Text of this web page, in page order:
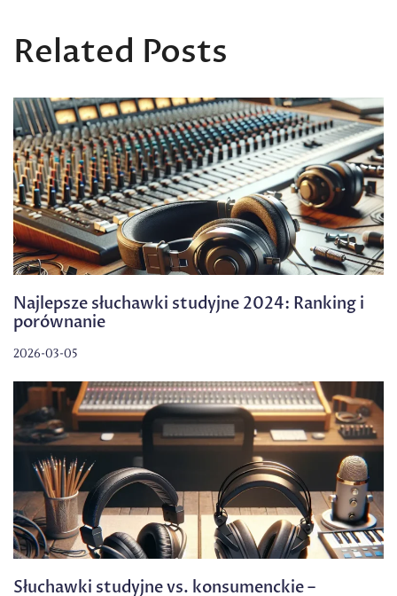
Related Posts
Najlepsze słuchawki studyjne 2024: Ranking i
porównanie
2026-03-05
Słuchawki studyjne vs. konsumenckie –